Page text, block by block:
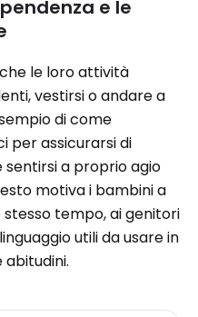
e le
le loro attività
vestirsi o andare a
di come
per assicurarsi di
sentirsi a proprio agio
motiva i bambini a
tempo, ai genitori
utili da usare in